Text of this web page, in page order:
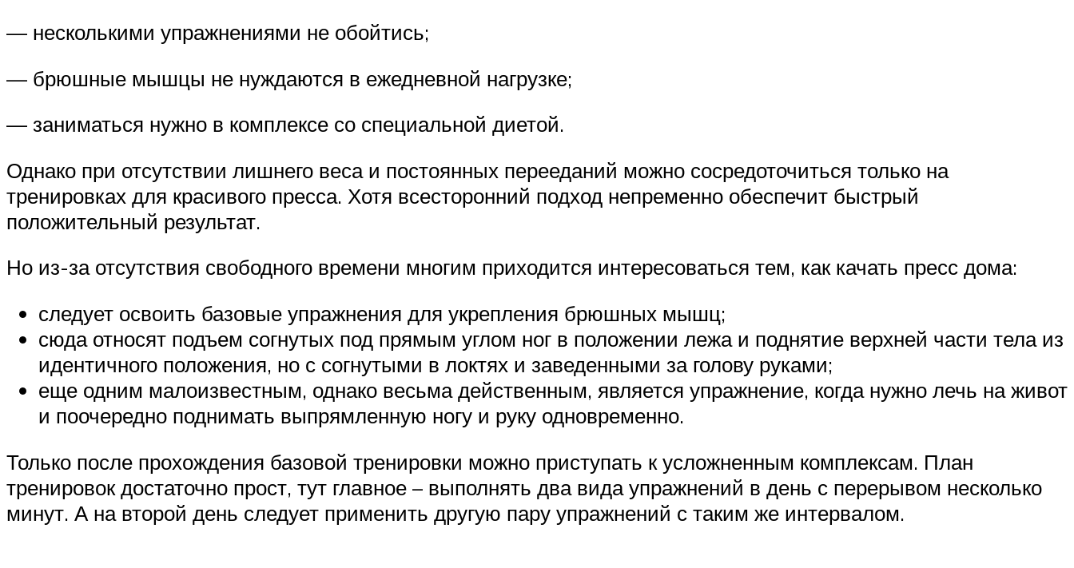
— несколькими упражнениями не обойтись;
— брюшные мышцы не нуждаются в ежедневной нагрузке;
— заниматься нужно в комплексе со специальной диетой.
Однако при отсутствии лишнего веса и постоянных перееданий можно сосредоточиться только на
тренировках для красивого пресса. Хотя всесторонний подход непременно обеспечит быстрый
положительный результат.
Но из-за отсутствия свободного времени многим приходится интересоваться тем, как качать пресс дома:
следует освоить базовые упражнения для укрепления брюшных мышц;
сюда относят подъем согнутых под прямым углом ног в положении лежа и поднятие верхней части тела из
идентичного положения, но с согнутыми в локтях и заведенными за голову руками;
еще одним малоизвестным, однако весьма действенным, является упражнение, когда нужно лечь на живот
и поочередно поднимать выпрямленную ногу и руку одновременно.
Только после прохождения базовой тренировки можно приступать к усложненным комплексам. План
тренировок достаточно прост, тут главное – выполнять два вида упражнений в день с перерывом несколько
минут. А на второй день следует применить другую пару упражнений с таким же интервалом.